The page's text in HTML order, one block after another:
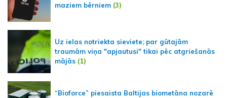
maziem bērniem (3)
Uz ielas notriekta sieviete; par gūtajām
traumām viņa "apjautusi" tikai pēc atgriešanās
mājās (1)
“Bioforce” piesaista Baltijas biometāna nozarē